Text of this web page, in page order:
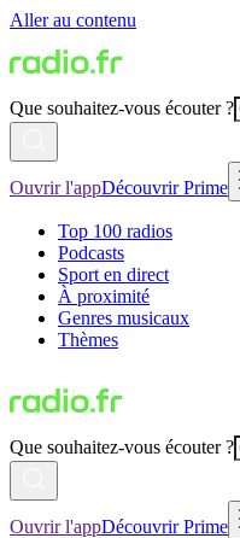
Aller au contenu
Que souhaitez-vous écouter ?
Ouvrir l'appDécouvrir Prime
Top 100 radios
Podcasts
Sport en direct
À proximité
Genres musicaux
Thèmes
Que souhaitez-vous écouter ?
Ouvrir l'appDécouvrir Prime